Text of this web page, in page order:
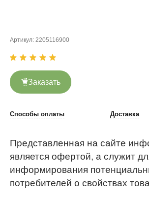
Артикул: 2205116900
Заказать
Способы оплаты Доставка
Представленная на сайте
является офертой, а служит
информирования
потребителей о свойствах